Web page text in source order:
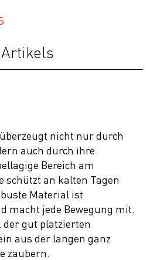
nicht nur durch
auch durch ihre
Bereich am
schützt an kalten Tagen
Material ist
macht jede Bewegung mit.
der gut platzierten
aus der langen ganz
zaubern.